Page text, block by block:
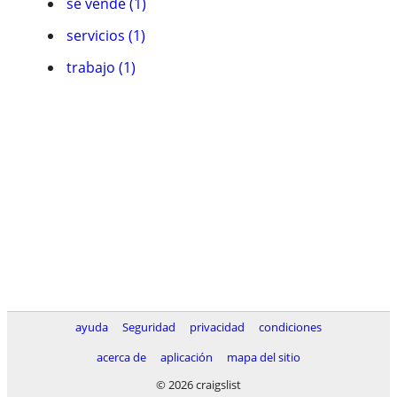
servicios (1)
trabajo (1)
ayuda Seguridad privacidad
condiciones
acerca de
aplicación
mapa del sitio
© 2026 craigslist